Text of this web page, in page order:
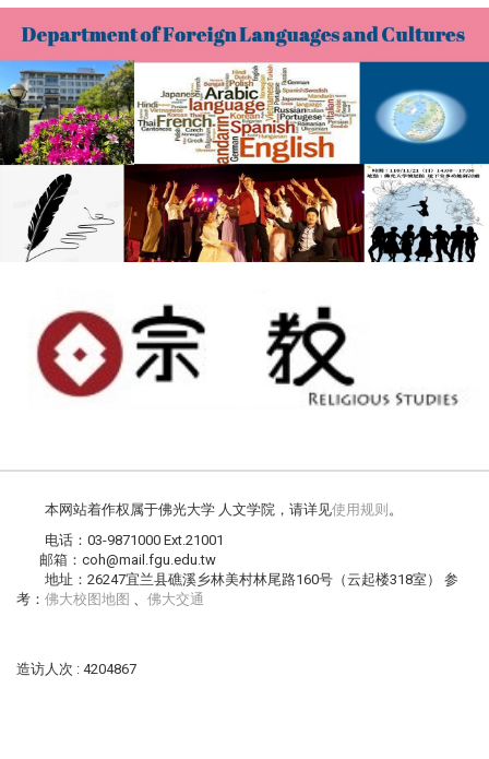
本网站着作权属于佛光大学 人文学院，请详见使用规则 。
电话：03-9871000 Ext.21001
邮箱：coh@mail.fgu.edu.tw
地址：26247宜兰县礁溪乡林美村林尾路160号（云起楼318室） 参
考： 佛大校图地图 、 佛大交通
造访人次 : 4204867